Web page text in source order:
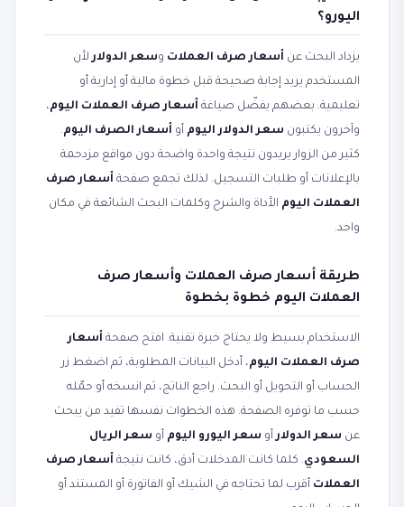
اليورو؟
يزداد البحث عن أسعار صرف العملات وسعر الدولارلأن
المستخدم يريد إجابة صحيحة قبل خطوة مالية أو إدارية أو
تعليمية. بعضهم يفضّل صياغة أسعار صرف العملات اليوم،
وآخرون يكتبون سعر الدولار اليوم أو أسعار الصرف اليوم.
كثير من الزوار يريدون نتيجة واحدة واضحة دون مواقع مزدحمة
بالإعلانات أو طلبات التسجيل. لذلك تجمع صفحة أسعار صرف
العملات اليوم الأداة والشرح وكلمات البحث الشائعة في مكان
واحد.
طريقة أسعار صرف العملات وأسعار صرف
العملات اليوم خطوة بخطوة
الاستخدام بسيط ولا يحتاج خبرة تقنية. افتح صفحة أسعار
صرف العملات اليوم، أدخل البيانات المطلوبة، ثم اضغط زر
الحساب أو التحويل أو البحث. راجع الناتج، ثم انسخه أو حمّله
حسب ما توفره الصفحة. هذه الخطوات نفسها تفيد من يبحث
عن سعر الدولارأو سعر اليورو اليوم أو سعر الريال
السعودي. كلما كانت المدخلات أدق، كانت نتيجة أسعار صرف
العملات أقرب لما تحتاجه في الشيك أو الفاتورة أو المستند أو